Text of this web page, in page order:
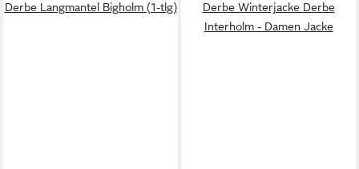
Derbe Langmantel Bigholm (1-tlg)
Derbe Winterjacke Derbe
Interholm - Damen Jacke